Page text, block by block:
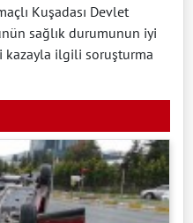
Kuşadası Devlet
sağlık durumunun iyi
ilgili soruşturma